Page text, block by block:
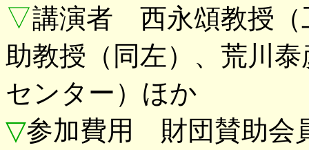
▽講演者 西永頌教授（
助教授（同左）、荒川
センター）ほか
▽参加費用 財団賛助会